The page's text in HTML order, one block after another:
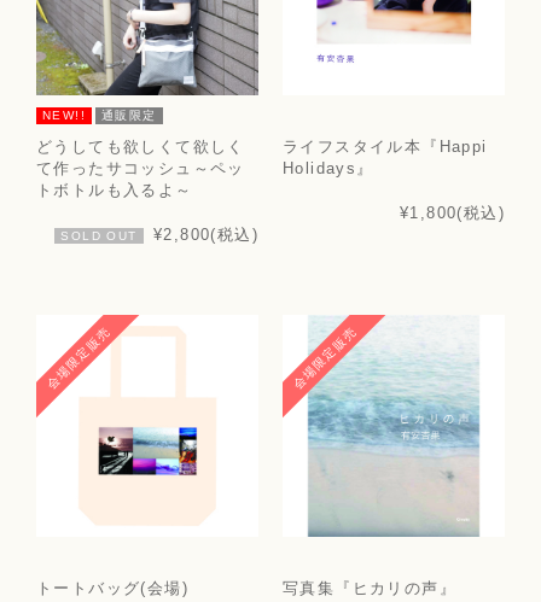
NEW!! 通販限定
どうしても欲しくて欲しく
て作ったサコッシュ～ペッ
トボトルも入るよ～
SOLD OUT ¥2,800(税込)
ライフスタイル本『Happi
Holidays』
¥1,800(税込)
会場限定販売
トートバッグ(会場)
会場限定販売
写真集『ヒカリの声』